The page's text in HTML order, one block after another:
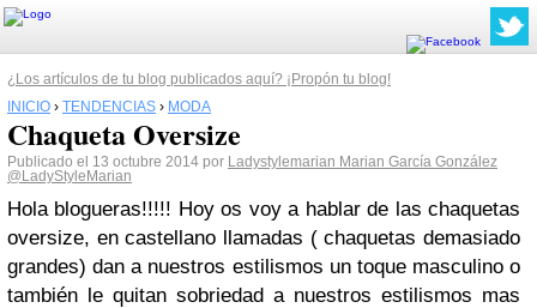
¿Los artículos de tu blog publicados aquí? ¡Propón tu blog!
INICIO › TENDENCIAS › MODA
Chaqueta Oversize
Publicado el 13 octubre 2014 por Ladystylemarian Marian García González
@LadyStyleMarian
Hola blogueras!!!!! Hoy os voy a hablar de las chaquetas
oversize, en castellano llamadas ( chaquetas demasiado
grandes) dan a nuestros estilismos un toque masculino o
también le quitan sobriedad a nuestros estilismos mas